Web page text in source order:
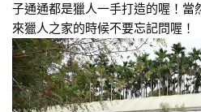
子通通都是獵人一手打造的喔！當
來獵人之家的時候不要忘記問喔！